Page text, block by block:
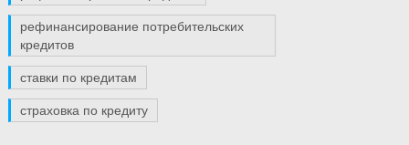
рефинансирование потребительских
кредитов
ставки по кредитам
страховка по кредиту